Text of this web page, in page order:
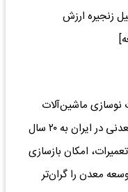
زنجیره ارزش
ماشین‌آلات
معدنی اعلام کرد: متوسط عمر تجهیزات معدنی در ایران به ۲۰ سال
امکان بازسازی
معدن را گران‌تر